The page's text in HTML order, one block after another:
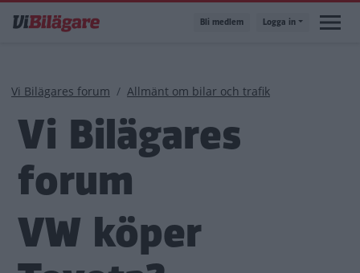
till
Bli medlem Logga in
Länkstig
Vi Bilägares forum Allmänt om bilar och trafik
Vi Bilägares
forum
VW köper